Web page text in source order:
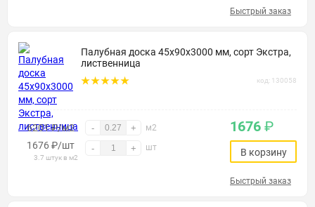
Быстрый заказ
Палубная доска 45х90х3000 мм, сорт Экстра,
лиственница
код: 130058
6201 ₽/м2 - + м2
1676 ₽/шт
3.7 штук в м2
- + шт
1676 ₽
В корзину
Быстрый заказ